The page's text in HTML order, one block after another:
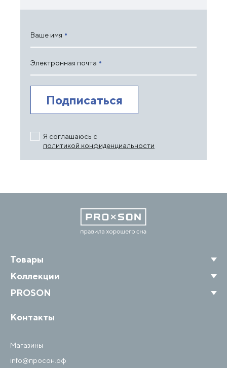
Ваше имя
Электронная почта
Я соглашаюсь с
политикой конфиденциальности
Товары
Коллекции
PROSON
Контакты
Магазины
info@просон.рф